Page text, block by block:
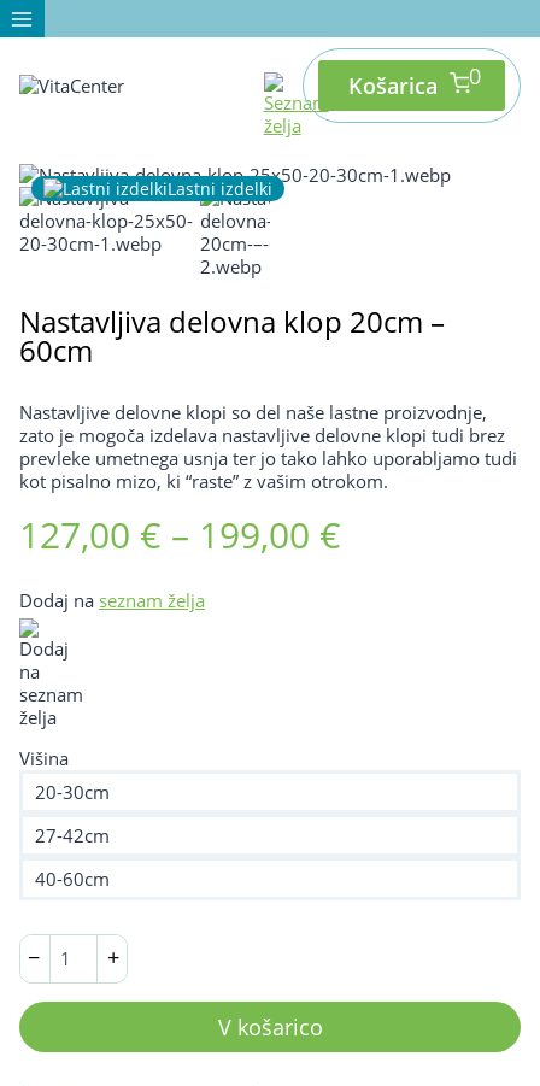
Skip
to
Košarica 0
Lastni izdelki
Nastavljiva delovna klop 20cm –
60cm
Nastavljive delovne klopi so del naše lastne proizvodnje,
zato je mogoča izdelava nastavljive delovne klopi tudi brez
prevleke umetnega usnja ter jo tako lahko uporabljamo tudi
kot pisalno mizo, ki “raste” z vašim otrokom.
127,00 € – 199,00 €
Dodaj na seznam želja
Višina
20-30cm
27-42cm
40-60cm
Nastavljiva
delovna
klop
20cm
–
60cm
− +
V košarico